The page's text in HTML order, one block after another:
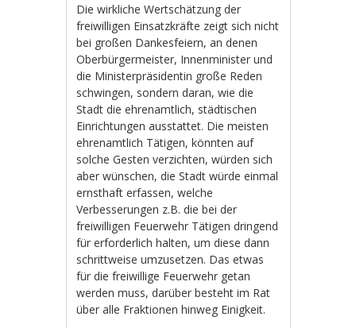
Die wirkliche Wertschätzung der
freiwilligen Einsatzkräfte zeigt sich nicht
bei großen Dankesfeiern, an denen
Oberbürgermeister, Innenminister und
die Ministerpräsidentin große Reden
schwingen, sondern daran, wie die
Stadt die ehrenamtlich, städtischen
Einrichtungen ausstattet. Die meisten
ehrenamtlich Tätigen, könnten auf
solche Gesten verzichten, würden sich
aber wünschen, die Stadt würde einmal
ernsthaft erfassen, welche
Verbesserungen z.B. die bei der
freiwilligen Feuerwehr Tätigen dringend
für erforderlich halten, um diese dann
schrittweise umzusetzen. Das etwas
für die freiwillige Feuerwehr getan
werden muss, darüber besteht im Rat
über alle Fraktionen hinweg Einigkeit.